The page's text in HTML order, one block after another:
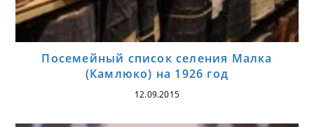
Посемейный список селения Малка
(Камлюко) на 1926 год
12.09.2015